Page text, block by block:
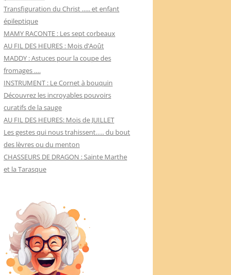
Transfiguration du Christ ….. et enfant
épileptique
MAMY RACONTE : Les sept corbeaux
AU FIL DES HEURES : Mois d’Août
MADDY : Astuces pour la coupe des
fromages ….
INSTRUMENT : Le Cornet à bouquin
Découvrez les incroyables pouvoirs
curatifs de la sauge
AU FIL DES HEURES: Mois de JUILLET
Les gestes qui nous trahissent….. du bout
des lèvres ou du menton
CHASSEURS DE DRAGON : Sainte Marthe
et la Tarasque